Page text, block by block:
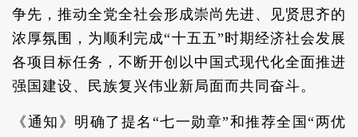
争先，推动全党全社会形成崇尚先进、见贤思齐的
浓厚氛围，为顺利完成“十五五”时期经济社会发展
各项目标任务，不断开创以中国式现代化全面推进
强国建设、民族复兴伟业新局面而共同奋斗。
《通知》明确了提名“七一勋章”和推荐全国“两优